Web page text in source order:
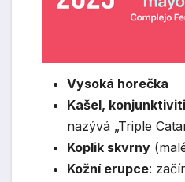
Vysoká horečka
Kašel,
nazývá „Triple
Koplik skvrny
Kožní erupce: